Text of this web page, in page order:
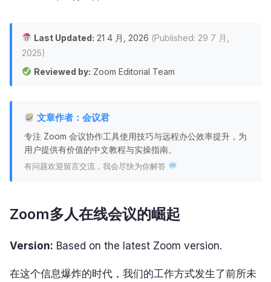
Last Updated: 21 4 月, 2026 (Published: 29 7 月,
2025)
Reviewed by: Zoom Editorial Team
文章作者：会议君
专注 Zoom 会议协作工具使用技巧与远程办公效率提升，为
用户提供有价值的中文教程与实操指南。
有问题欢迎留言交流，我会尽快为你解答
Zoom多人在线会议的崛起
Version: Based on the latest Zoom version.
在这个信息爆炸的时代，我们的工作方式发生了前所未